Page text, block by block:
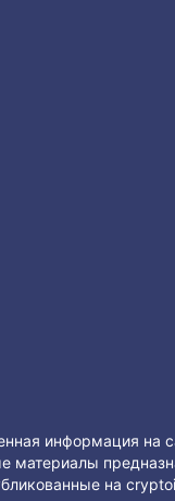
информация на
материалы
на